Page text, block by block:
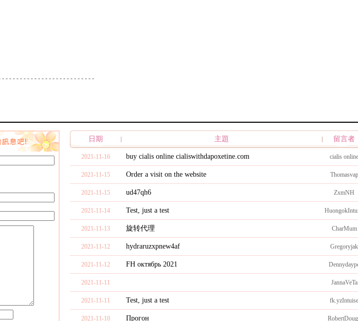
- - - - - - - - - - - - - - - - - - - - - - - - -
日期 主題 留言者
2021-11-16 buy cialis online cialiswithdapoxetine.com cialis online
2021-11-15 Order a visit on the website Thomasvap
2021-11-15 ud47qh6 ZxmNH
2021-11-14 Test, just a test
2021-11-13 旋转代理 CharMum
2021-11-12 hydraruzxpnew4af Gregoryjak
2021-11-12 FH октябрь 2021
2021-11-11 JannaVeTa
2021-11-11 Test, just a test fk.yzIntuise
2021-11-10 Прогон